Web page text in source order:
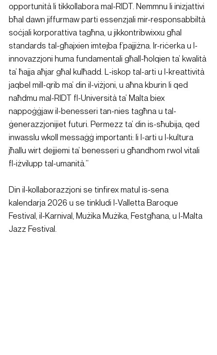
opportunità li tikkollabora mal-RIDT. Nemmnu li inizjattivi
bħal dawn jiffurmaw parti essenzjali mir-responsabbiltà
soċjali korporattiva tagħna, u jikkontribwixxu għal
standards tal-għajxien imtejba f’pajjiżna. Ir-riċerka u l-
innovazzjoni huma fundamentali għall-ħolqien ta’ kwalità
ta’ ħajja aħjar għal kulħadd. L-iskop tal-arti u l-kreattività
jaqbel mill-qrib ma’ din il-viżjoni, u aħna kburin li qed
naħdmu mal-RIDT fl-Università ta’ Malta biex
nappoġġjaw il-benesseri tan-nies tagħna u tal-
ġenerazzjonijiet futuri. Permezz ta’ din is-sħubija, qed
inwasslu wkoll messaġġ importanti: li l-arti u l-kultura
jħallu wirt dejjiemi ta’ benesseri u għandhom rwol vitali
fl-iżvilupp tal-umanità.”
Din il-kollaborazzjoni se tinfirex matul is-sena
kalendarja 2026 u se tinkludi l-Valletta Baroque
Festival, il-Karnival, Mużika Mużika, Festgħana, u l-Malta
Jazz Festival.